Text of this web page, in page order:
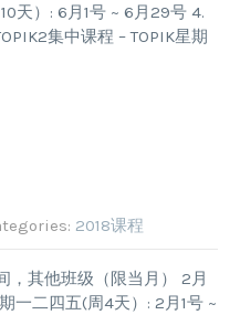
天）: 6月1号 ~ 6月29号 4.
集中课程 – TOPIK星期
2018课程
，其他班级（限当月） 2月
一二四五(周4天）: 2月1号 ~